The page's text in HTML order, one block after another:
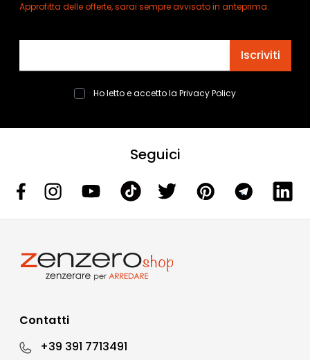
Approfitta delle offerte, sarai sempre avvisato in anteprima.
Iscriviti
Ho letto e accetto la Privacy Policy
Seguici
Contatti
+39 391 7713491